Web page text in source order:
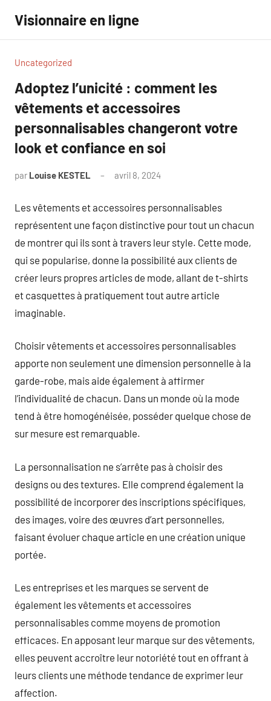
contenu
Visionnaire en ligne
Uncategorized
Adoptez l’unicité : comment les
vêtements et accessoires
personnalisables changeront votre
look et confiance en soi
par Louise KESTEL avril 8, 2024
Les vêtements et accessoires personnalisables
représentent une façon distinctive pour tout un chacun
de montrer qui ils sont à travers leur style. Cette mode,
qui se popularise, donne la possibilité aux clients de
créer leurs propres articles de mode, allant de t-shirts
et casquettes à pratiquement tout autre article
imaginable.
Choisir vêtements et accessoires personnalisables
apporte non seulement une dimension personnelle à la
garde-robe, mais aide également à affirmer
l’individualité de chacun. Dans un monde où la mode
tend à être homogénéisée, posséder quelque chose de
sur mesure est remarquable.
La personnalisation ne s’arrête pas à choisir des
designs ou des textures. Elle comprend également la
possibilité de incorporer des inscriptions spécifiques,
des images, voire des œuvres d’art personnelles,
faisant évoluer chaque article en une création unique
portée.
Les entreprises et les marques se servent de
également les vêtements et accessoires
personnalisables comme moyens de promotion
efficaces. En apposant leur marque sur des vêtements,
elles peuvent accroître leur notoriété tout en offrant à
leurs clients une méthode tendance de exprimer leur
affection.